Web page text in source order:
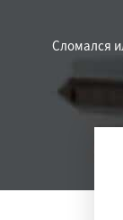
Сломался